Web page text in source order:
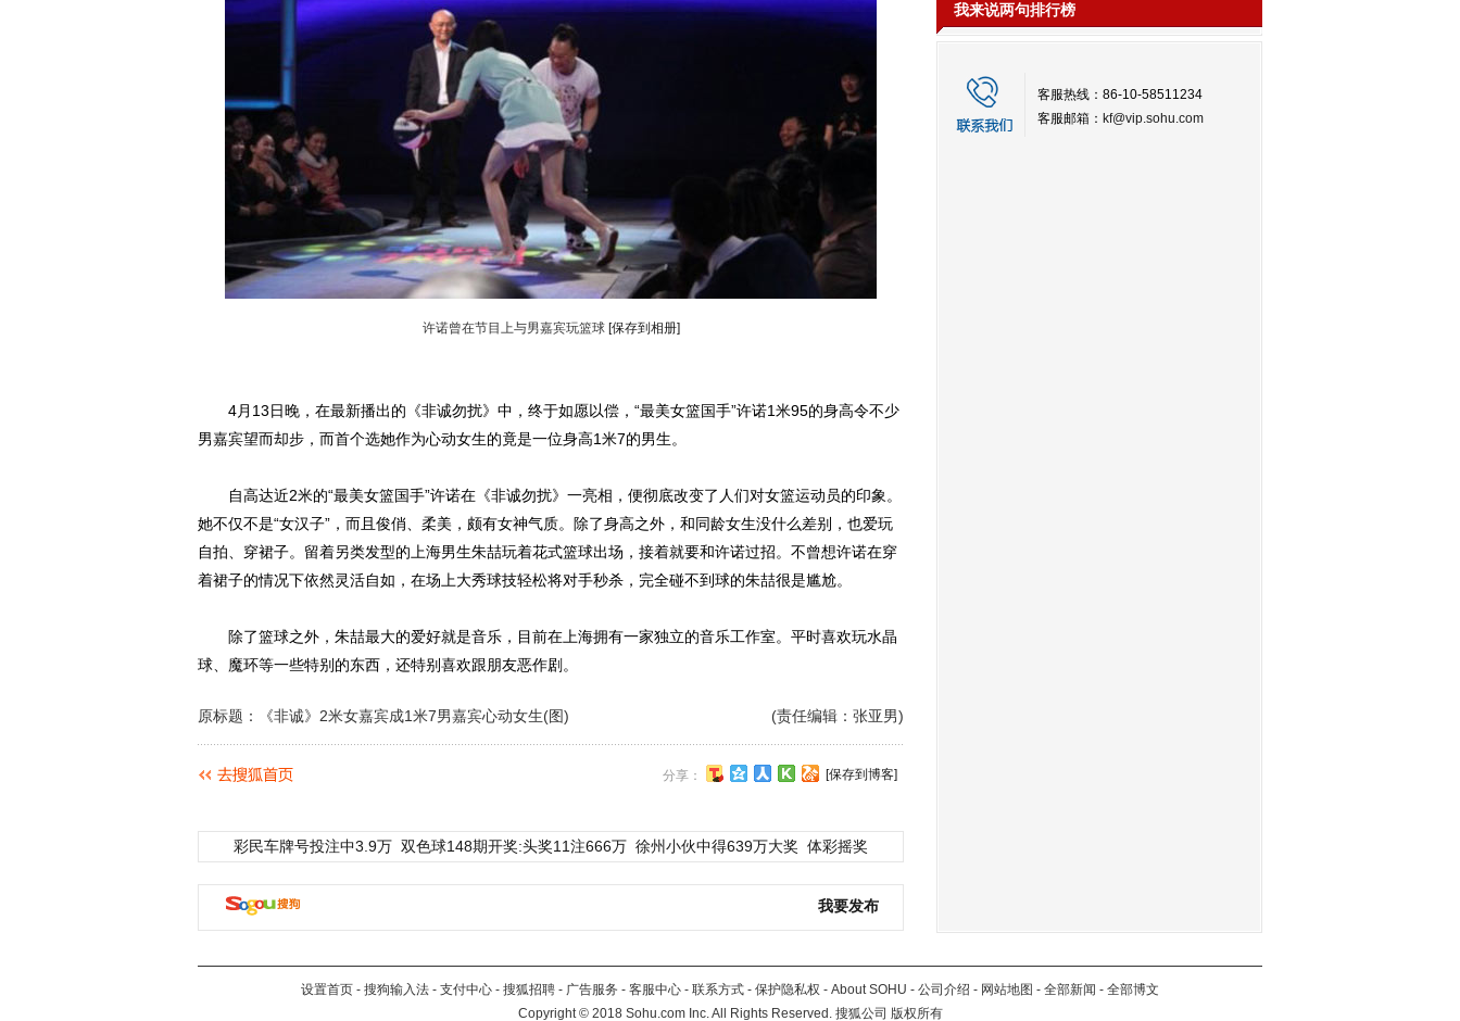
许诺曾在节目上与男嘉宾玩篮球 [保存到相册]
4月13日晚，在最新播出的《非诚勿扰》中，终于如愿以偿，“最美女篮国手”许诺1米95的身高令不少
男嘉宾望而却步，而首个选她作为心动女生的竟是一位身高1米7的男生。
自高达近2米的“最美女篮国手”许诺在《非诚勿扰》一亮相，便彻底改变了人们对女篮运动员的印象。
她不仅不是“女汉子”，而且俊俏、柔美，颇有女神气质。除了身高之外，和同龄女生没什么差别，也爱玩
自拍、穿裙子。留着另类发型的上海男生朱喆玩着花式篮球出场，接着就要和许诺过招。不曾想许诺在穿
着裙子的情况下依然灵活自如，在场上大秀球技轻松将对手秒杀，完全碰不到球的朱喆很是尴尬。
除了篮球之外，朱喆最大的爱好就是音乐，目前在上海拥有一家独立的音乐工作室。平时喜欢玩水晶
球、魔环等一些特别的东西，还特别喜欢跟朋友恶作剧。
(责任编辑：张亚男)
原标题：《非诚》2米女嘉宾成1米7男嘉宾心动女生(图)
分享： [保存到博客]
彩民车牌号投注中3.9万 双色球148期开奖:头奖11注666万 徐州小伙中得639万大奖 体彩摇奖
我要发布
我来说两句排行榜
客服热线：86-10-58511234
客服邮箱： kf@vip.sohu.com
设置首页 - 搜狗输入法 - 支付中心 - 搜狐招聘 - 广告服务 - 客服中心 - 联系方式 - 保护隐私权 - About SOHU - 公司介绍 - 网站地图 - 全部新闻 - 全部博文
Copyright©2018 Sohu.com Inc. All Rights Reserved. 搜狐公司 版权所有